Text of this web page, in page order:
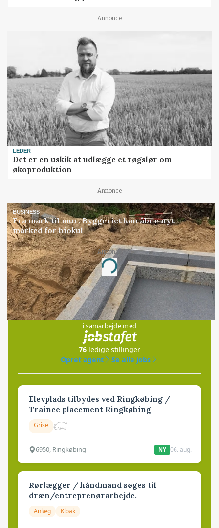
Annonce
LEDER
Det er en uskik at udlægge et røgslør om
økoproduktion
Annonce
BUSINESS
Fra mark til mur: Byggeriet kan åbne nyt
marked for biokul
Annonce
Loading...
Jobs
i samarbejde med
76 ledige stillinger
Opret agent
Se alle jobs
Elevplads tilbydes ved Ringkøbing /
Trainee placement Ringkøbing
Grise
6950, Ringkøbing NY 06. aug.
Rørlægger / håndmand søges til
dræn/entreprenørarbejde.
Anlæg Kloak